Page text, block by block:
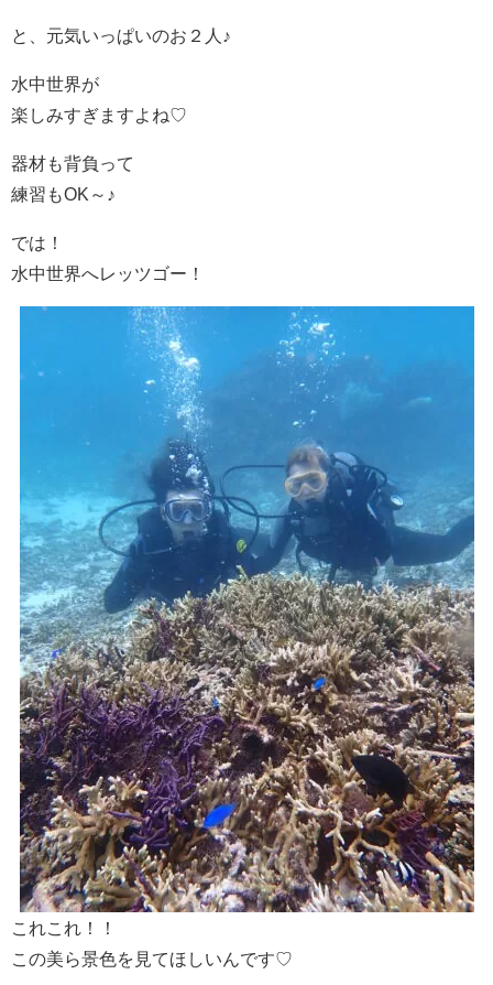
と、元気いっぱいのお２人♪
水中世界が
楽しみすぎますよね♡
器材も背負って
練習もOK～♪
では！
水中世界へレッツゴー！
これこれ！！
この美ら景色を見てほしいんです♡